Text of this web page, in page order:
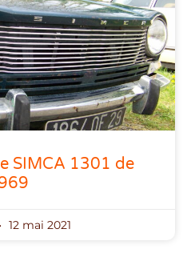
SIMCA 1301 de
12 mai 2021